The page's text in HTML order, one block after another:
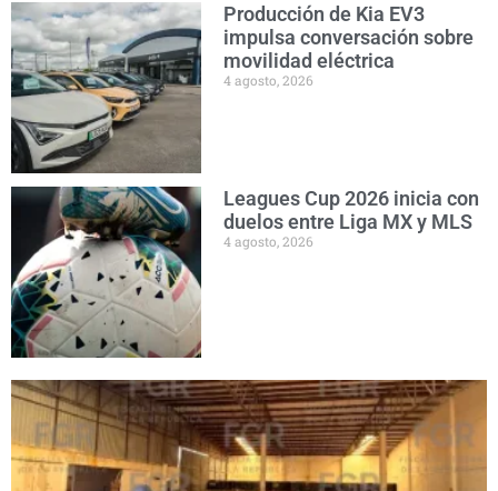
Producción de Kia EV3
impulsa conversación sobre
movilidad eléctrica
4 agosto, 2026
Leagues Cup 2026 inicia con
duelos entre Liga MX y MLS
4 agosto, 2026